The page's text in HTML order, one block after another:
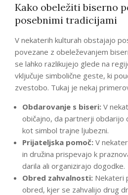
Kako obeležiti biserno
posebnimi tradicijami
V nekaterih kulturah obstajajo
povezane z obeleževanjem
se lahko razlikujejo glede na
vključuje simbolične geste, ki
zvestobo. Tukaj je nekaj
Obdarovanje s biseri: V
običajno, da partnerji obdarijo
kot simbol trajne ljubezni.
Prijateljska pomoč: V
in družina prispevajo k
darila ali organizirajo dogodke.
Obred zahvalnosti: Nekateri
obred, kjer se zahvalijo drug